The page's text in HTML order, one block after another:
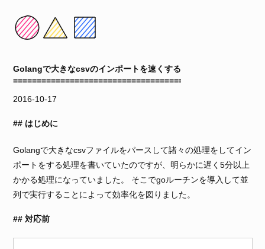
Golangで大きなcsvのインポートを速くする
2016-10-17
はじめに
Golangで大きなcsvファイルをパースして諸々の処理をしてイン
ポートをする処理を書いていたのですが、明らかに遅く5分以上
かかる処理になっていました。 そこでgoルーチンを導入して並
列で実行することによって効率化を図りました。
対応前